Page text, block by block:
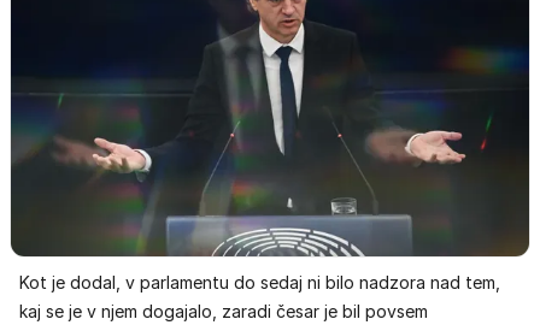
Kot je dodal, v parlamentu do sedaj ni bilo nadzora nad tem,
kaj se je v njem dogajalo, zaradi česar je bil povsem